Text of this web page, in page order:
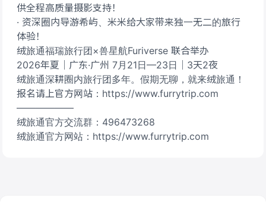
供全程高质量摄影支持！
· 资深圈内导游希屿、米米给大家带来独一无二的旅行
体验！
绒旅通福瑞旅行团×兽星航Furiverse 联合举办
2026年夏｜广东·广州 7月21日—23日｜3天2夜
绒旅通深耕圈内旅行团多年。假期无聊，就来绒旅通！
报名请上官方网站：https://www.furrytrip.com
——————
绒旅通官方交流群：496473268
绒旅通官方网站：https://www.furrytrip.com